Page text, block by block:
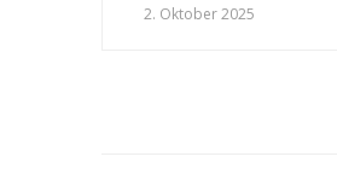
2. Oktober 2025